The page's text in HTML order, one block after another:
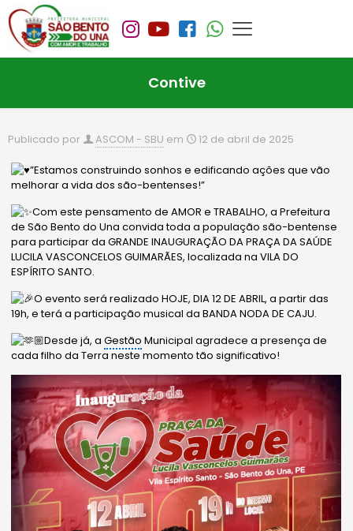
Contive
Publicado por ASCOM - SBU em 12 de abril de 2025
”Estamos construindo sonhos e edificando ações que vão
melhorar a vida dos são-bentenses!”
Com este pensamento de AMOR e TRABALHO, a Prefeitura
de São Bento do Una convida toda a população são-bentense
para participar da GRANDE INAUGURAÇÃO DA PRAÇA DA SAÚDE
LUCILA VASCONCELOS GUIMARÃES, localizada na VILA DO
ESPÍRITO SANTO.
O evento será realizado HOJE, DIA 12 DE ABRIL, a partir das
19h, e terá a participação musical da BANDA NODA DE CAJU.
Desde já, aGestão Municipal agradece a presença de
cada filho da Terra neste momento tão significativo!